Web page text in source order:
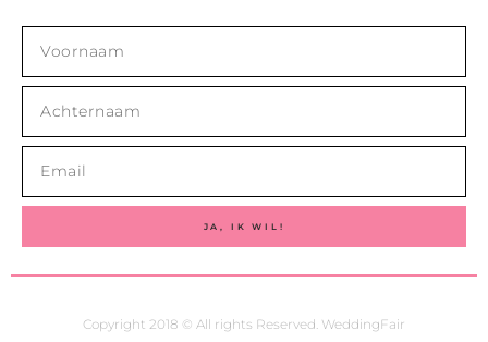
JA, IK WIL!
Copyright 2018 © All rights Reserved. WeddingFair